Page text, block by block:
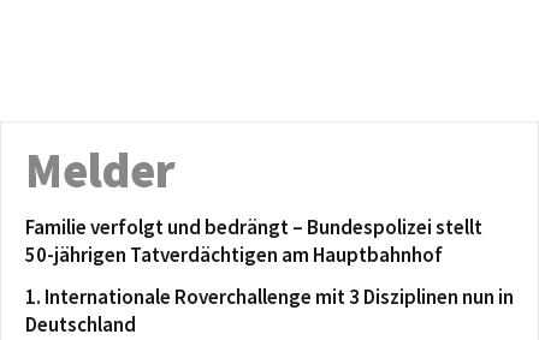
Melder
Familie verfolgt und bedrängt – Bundespolizei stellt
50-jährigen Tatverdächtigen am Hauptbahnhof
1. Internationale Roverchallenge mit 3 Disziplinen nun in
Deutschland